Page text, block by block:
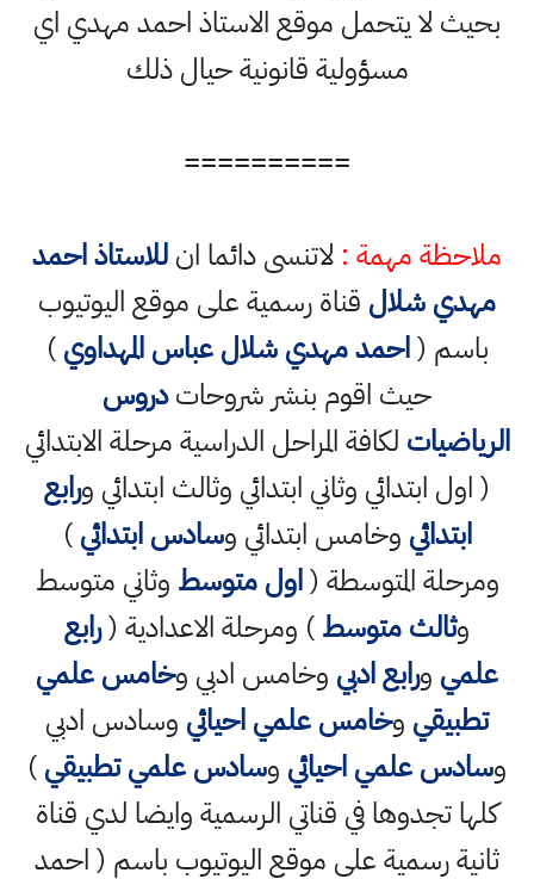
بحيث لا يتحمل موقع الاستاذ احمد مهدي اي
مسؤولية قانونية حيال ذلك
==========
ملاحظة مهمة : لاتنسى دائما انللاستاذ احمد
مهدي شلال قناة رسمية على موقع اليوتيوب
باسم (احمد مهدي شلال عباس المهداوي)
حيث اقوم بنشر شروحاتدروس
الرياضيات لكافة المراحل الدراسية مرحلة الابتدائي
( اول ابتدائي وثاني ابتدائي وثالث ابتدائي ورابع
ابتدائي وخامس ابتدائي وسادس ابتدائي)
ومرحلة المتوسطة (اول متوسط وثاني متوسط
وثالث متوسط) ومرحلة الاعدادية (رابع
علمي ورابع ادبي وخامس ادبي وخامس علمي
تطبيقي وخامس علمي احيائي وسادس ادبي
وسادس علمي احيائي وسادس علمي تطبيقي)
كلها تجدوها في قناتي الرسمية وايضا لدي قناة
ثانية رسمية على موقع اليوتيوب باسم ( احمد